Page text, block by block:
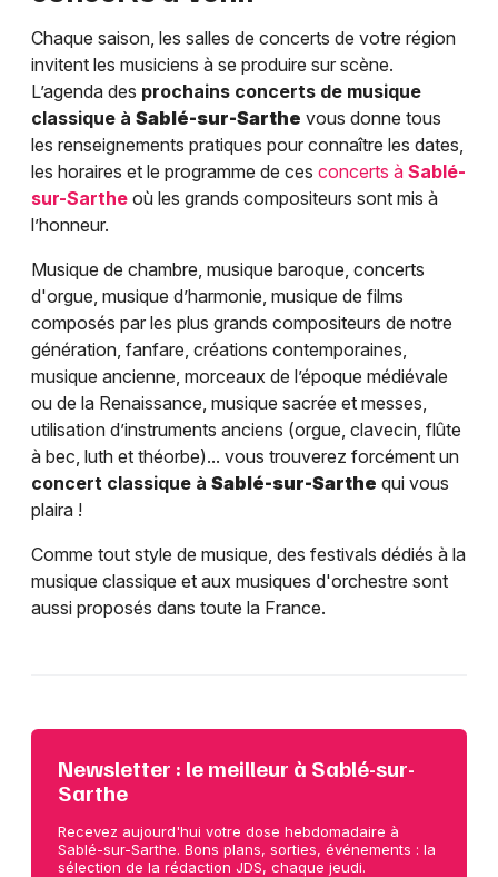
Chaque saison, les salles de concerts de votre région
invitent les musiciens à se produire sur scène.
L’agenda des prochains concerts de musique
classique à Sablé-sur-Sarthe vous donne tous
les renseignements pratiques pour connaître les dates,
les horaires et le programme de ces concerts à Sablé-
sur-Sarthe où les grands compositeurs sont mis à
l’honneur.
Musique de chambre, musique baroque, concerts
d'orgue, musique d’harmonie, musique de films
composés par les plus grands compositeurs de notre
génération, fanfare, créations contemporaines,
musique ancienne, morceaux de l’époque médiévale
ou de la Renaissance, musique sacrée et messes,
utilisation d’instruments anciens (orgue, clavecin, flûte
à bec, luth et théorbe)... vous trouverez forcément un
concert classique à Sablé-sur-Sarthe qui vous
plaira !
Comme tout style de musique, des festivals dédiés à la
musique classique et aux musiques d'orchestre sont
aussi proposés dans toute la France.
Newsletter : le meilleur à Sablé-sur-
Sarthe
Recevez aujourd'hui votre dose hebdomadaire à
Sablé-sur-Sarthe. Bons plans, sorties, événements : la
sélection de la rédaction JDS, chaque jeudi.